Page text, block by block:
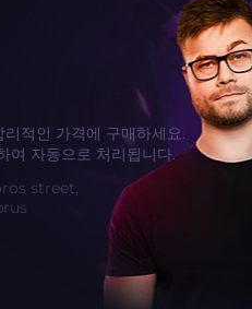
적인 가격에 구매하세요.
여 자동으로 처리됩니다.
street,